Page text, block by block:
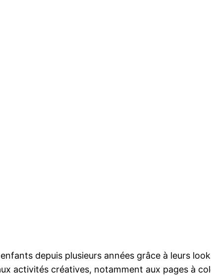
depuis plusieurs années grâce à leurs
activités créatives, notamment aux pages à